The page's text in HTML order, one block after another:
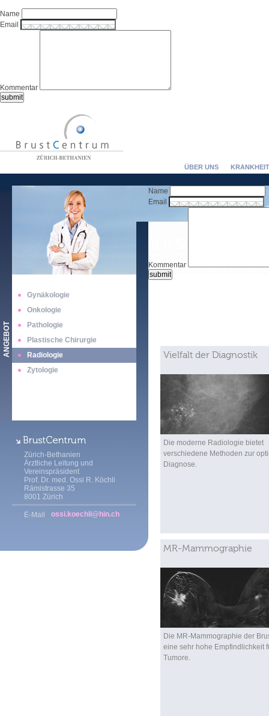
Name
Email
Kommentar
ÜBER UNS
ANGEBOT
Gynäkologie
Onkologie
Pathologie
Plastische Chirurgie
Radiologie
Zytologie
Zürich-Bethanien
Ärztliche Leitung und
Vereinspräsident
Prof. Dr. med. Ossi R. Köchli
Rämistrasse 35
8001 Zürich
E-Mail ossi.koechli@hin.ch
Name
Email
Kommentar
Vielfalt der Diagnostik
Die moderne Radiologie bietet
verschiedene Methoden zur
Diagnose.
MR-Mammographie
Die MR-Mammographie der
eine sehr hohe Empfindlichkeit
Tumore.